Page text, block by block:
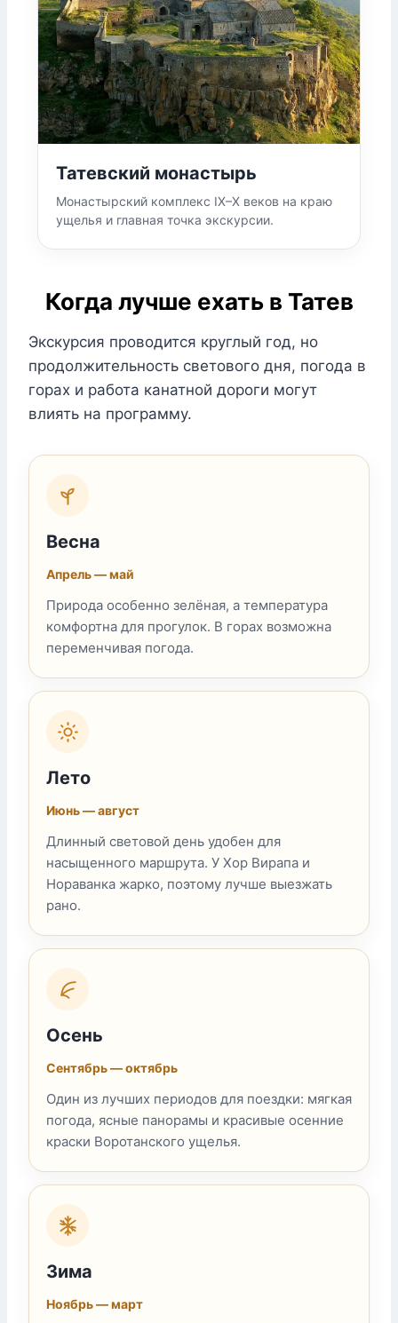
Татевский монастырь
Монастырский комплекс IX–X веков на краю
ущелья и главная точка экскурсии.
Когда лучше ехать в Татев
Экскурсия проводится круглый год, но
продолжительность светового дня, погода в
горах и работа канатной дороги могут
влиять на программу.
Весна
Апрель — май
Природа особенно зелёная, а температура
комфортна для прогулок. В горах возможна
переменчивая погода.
Лето
Июнь — август
Длинный световой день удобен для
насыщенного маршрута. У Хор Вирапа и
Нораванка жарко, поэтому лучше выезжать
рано.
Осень
Сентябрь — октябрь
Один из лучших периодов для поездки: мягкая
погода, ясные панорамы и красивые осенние
краски Воротанского ущелья.
Зима
Ноябрь — март